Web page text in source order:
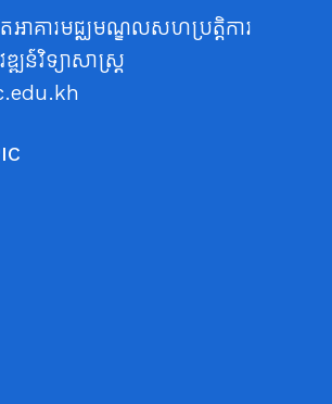
អាគារមជ្ឈមណ្ឌលសហប្រត្តិការ
ឍន៍វិទ្យាសាស្ត្រ